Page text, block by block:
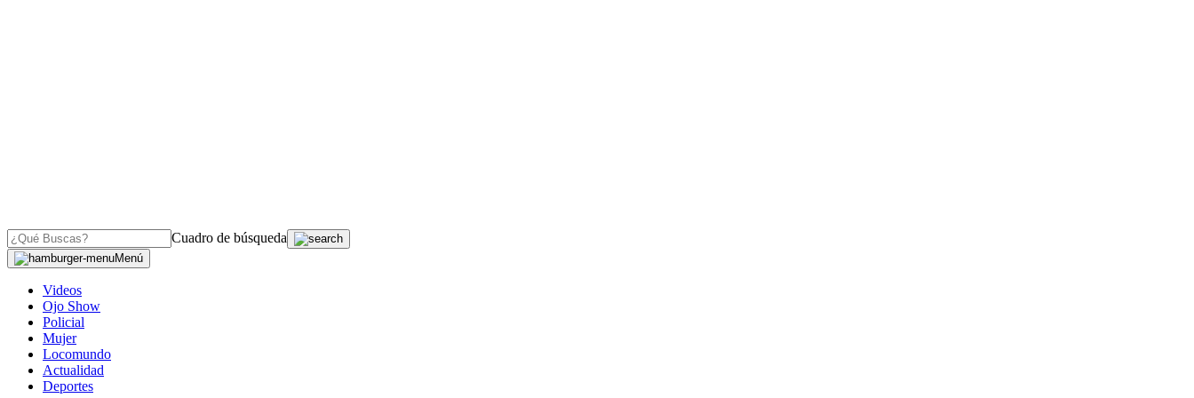
Cuadro de búsqueda
Menú
Videos
Ojo Show
Policial
Mujer
Locomundo
Actualidad
Deportes